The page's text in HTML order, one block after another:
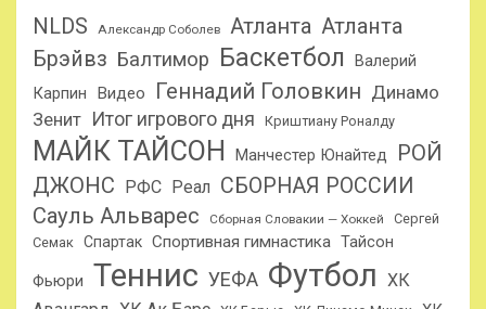
NLDS
Александр Соболев Атланта Атланта
Брэйвз Балтимор Баскетбол
Валерий
Карпин
Видео Геннадий Головкин Динамо
Зенит Итог игрового дня Криштиану Роналду
МАЙК ТАЙСОН Манчестер Юнайтед
РОЙ
ДЖОНС
РФС Реал СБОРНАЯ РОССИИ
Сауль Альварес Сборная Словакии — Хоккей
Сергей
Семак Спартак Спортивная гимнастика Тайсон
Фьюри Теннис УЕФА Футбол ХК